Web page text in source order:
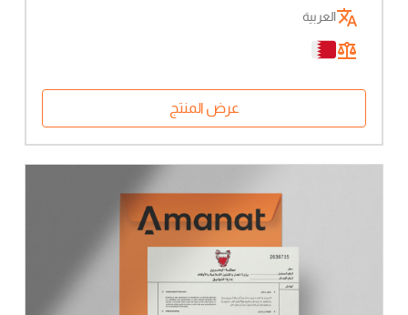
العربية
عرض المنتج